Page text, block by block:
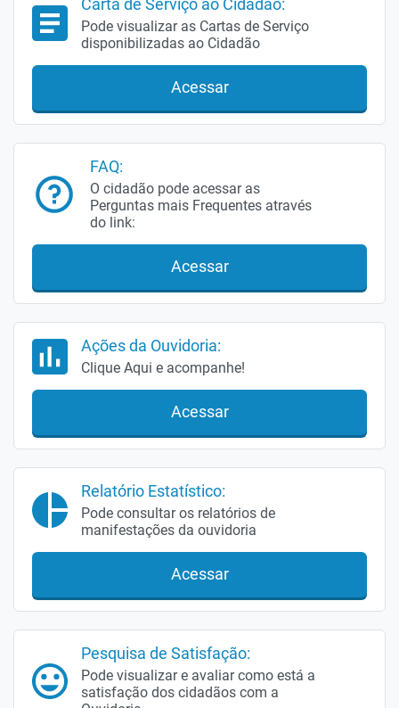
Carta de Serviço ao Cidadão:
Pode visualizar as Cartas de Serviço
disponibilizadas ao Cidadão
Acessar
FAQ:
O cidadão pode acessar as
Perguntas mais Frequentes através
do link:
Acessar
Ações da Ouvidoria:
Clique Aqui e acompanhe!
Acessar
Relatório Estatístico:
Pode consultar os relatórios de
manifestações da ouvidoria
Acessar
Pesquisa de Satisfação:
Pode visualizar e avaliar como está a
satisfação dos cidadãos com a